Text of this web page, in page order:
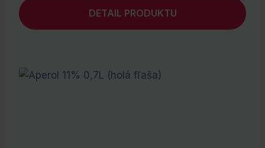
DETAIL PRODUKTU